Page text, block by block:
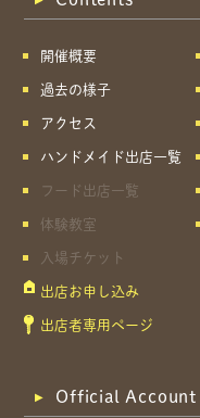
開催概要
過去の様子
アクセス
ハンドメイド出店一覧
フード出店一覧
体験教室
入場チケット
出店お申し込み
出店者専用ページ
Official Account